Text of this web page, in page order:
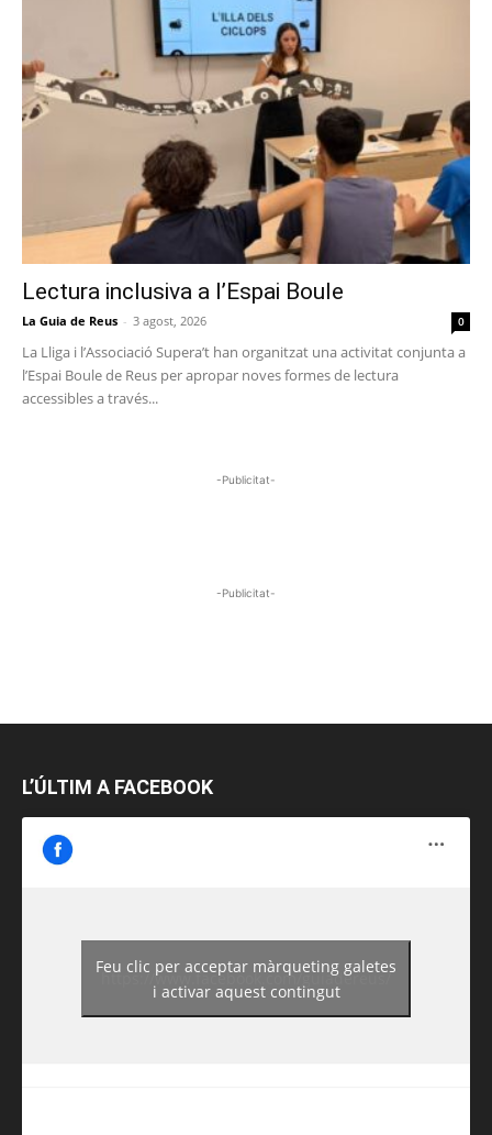
Lectura inclusiva a l’Espai Boule
La Guia de Reus - 3 agost, 2026 0
La Lliga i l’Associació Supera’t han organitzat una activitat conjunta a
l’Espai Boule de Reus per apropar noves formes de lectura
accessibles a través...
-Publicitat-
-Publicitat-
L’ÚLTIM A FACEBOOK
https://www.facebook.com/guiadereus/
Feu clic per acceptar màrqueting galetes
i activar aquest contingut